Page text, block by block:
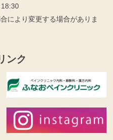
により変更する場合がありま
ンク